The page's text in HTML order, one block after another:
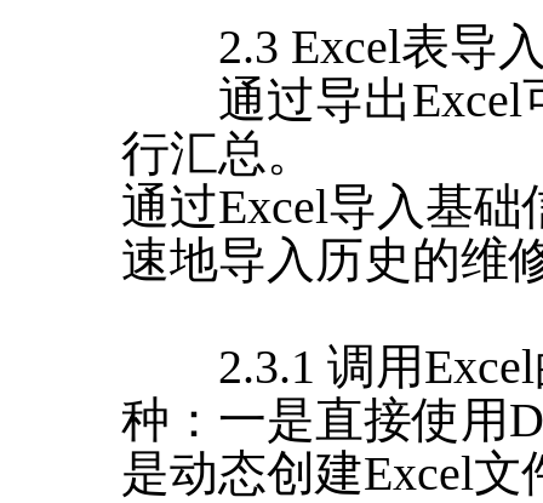
2.3 Excel表导入
通过导出Excel
行汇总。
通过Excel导入基
速地导入历史的维
2.3.1 调用Excel
种：一是直接使用
是动态创建Excel文